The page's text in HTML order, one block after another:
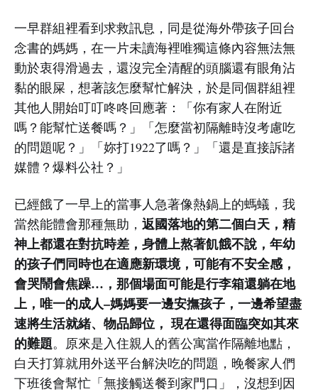
一早群組裡看到求救訊息，同是從海外帶孩子回台
念書的媽媽，在一片未讀海裡唯獨這條內容無法無
動於衷得滑過去，還沒完全清醒的頭腦還有眼角沾
黏的眼屎，想著該怎麼幫忙解決，於是同個群組裡
其他人開始叮叮咚咚回應著：「你有家人在附近
嗎？能幫忙送餐嗎？」「怎麼當初隔離時沒考慮吃
的問題呢？」「妳打1922了嗎？」「還是直接訴諸
媒體？爆料公社？」
已經餓了一早上的當事人急著像熱鍋上的螞蟻，我
當然能體會那種無助， 返國落地的第二個白天，精
神上都還在對抗時差，身體上熬著飢餓不說，年幼
的孩子們同時也在適應新環境，可能有不安全感，
會哭鬧會焦躁…，那個場面可能是行李箱還躺在地
上，唯一的成人–媽媽要一邊安撫孩子，一邊希望盡
速將生活就緒、物品歸位， 現在還得面臨突如其來
的難題。原來是入住親人的舊公寓當作隔離地點，
白天打算就用外送平台解決吃的問題，晚餐家人們
下班後會幫忙「無接觸送餐到家門口」，沒想到因